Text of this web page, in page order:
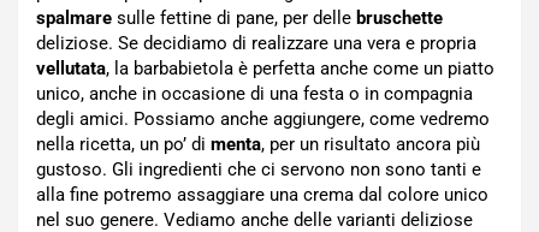
spalmare sulle fettine di pane, per delle bruschette
deliziose. Se decidiamo di realizzare una vera e propria
vellutata, la barbabietola è perfetta anche come un piatto
unico, anche in occasione di una festa o in compagnia
degli amici. Possiamo anche aggiungere, come vedremo
nella ricetta, un po’ di menta, per un risultato ancora più
gustoso. Gli ingredienti che ci servono non sono tanti e
alla fine potremo assaggiare una crema dal colore unico
nel suo genere. Vediamo anche delle varianti deliziose